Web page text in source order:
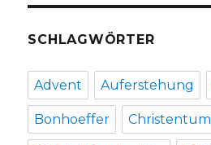
SCHLAGWÖRTER
Advent Auferstehung
Bonhoeffer Christentum